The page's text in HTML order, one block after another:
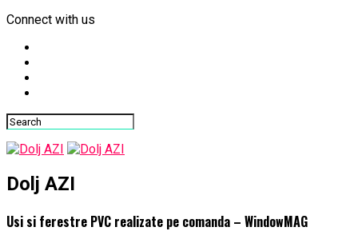
Connect with us
Dolj AZI
Usi si ferestre PVC realizate pe comanda – WindowMAG